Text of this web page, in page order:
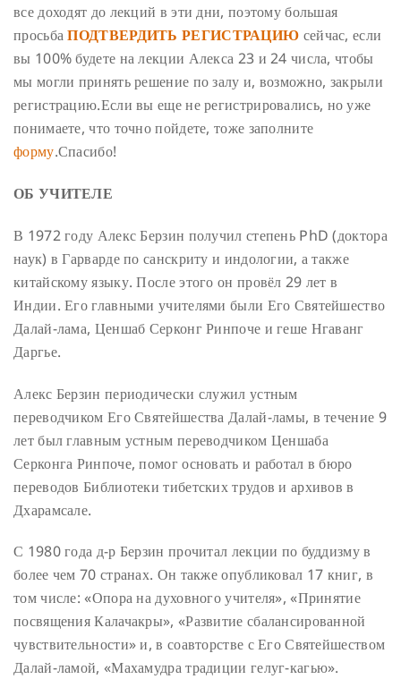
все доходят до лекций в эти дни, поэтому большая
просьбаПОДТВЕРДИТЬ РЕГИСТРАЦИЮ сейчас, если
вы 100% будете на лекции Алекса 23 и 24 числа, чтобы
мы могли принять решение по залу и, возможно, закрыли
регистрацию.Если вы еще не регистрировались, но уже
понимаете, что точно пойдете, тоже заполните
форму.Спасибо!
ОБ УЧИТЕЛЕ
В 1972 году Алекс Берзин получил степень PhD (доктора
наук) в Гарварде по санскриту и индологии, а также
китайскому языку. После этого он провёл 29 лет в
Индии. Его главными учителями были Его Святейшество
Далай-лама, Ценшаб Серконг Ринпоче и геше Нгаванг
Даргье.
Алекс Берзин периодически служил устным
переводчиком Его Святейшества Далай-ламы, в течение 9
лет был главным устным переводчиком Ценшаба
Серконга Ринпоче, помог основать и работал в бюро
переводов Библиотеки тибетских трудов и архивов в
Дхарамсале.
С 1980 года д-р Берзин прочитал лекции по буддизму в
более чем 70 странах. Он также опубликовал 17 книг, в
том числе: «Опора на духовного учителя», «Принятие
посвящения Калачакры», «Развитие сбалансированной
чувствительности» и, в соавторстве с Его Святейшеством
Далай-ламой, «Махамудра традиции гелуг-кагью».